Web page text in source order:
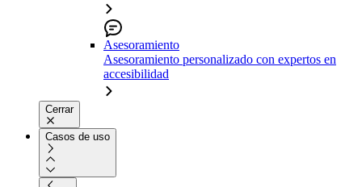
Asesoramiento
Asesoramiento personalizado con expertos en
accesibilidad
Cerrar
Casos de uso